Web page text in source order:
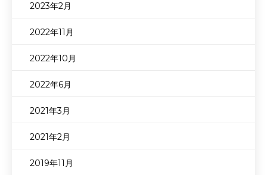
2023年2月
2022年11月
2022年10月
2022年6月
2021年3月
2021年2月
2019年11月